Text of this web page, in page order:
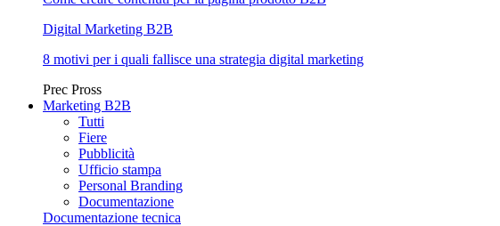
Digital Marketing B2B
8 motivi per i quali fallisce una strategia digital marketing
Prec Pross
Marketing B2B
Tutti
Fiere
Pubblicità
Ufficio stampa
Personal Branding
Documentazione
Documentazione tecnica